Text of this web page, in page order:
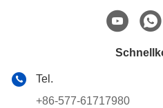
Tel.
+86-577-61717980